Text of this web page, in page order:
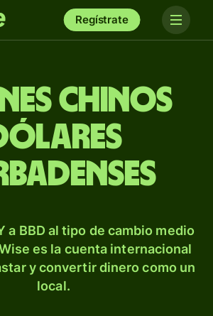
Regístrate
chinos
a BBD al tipo de cambio medio
es la cuenta internacional
y convertir dinero como un
local.